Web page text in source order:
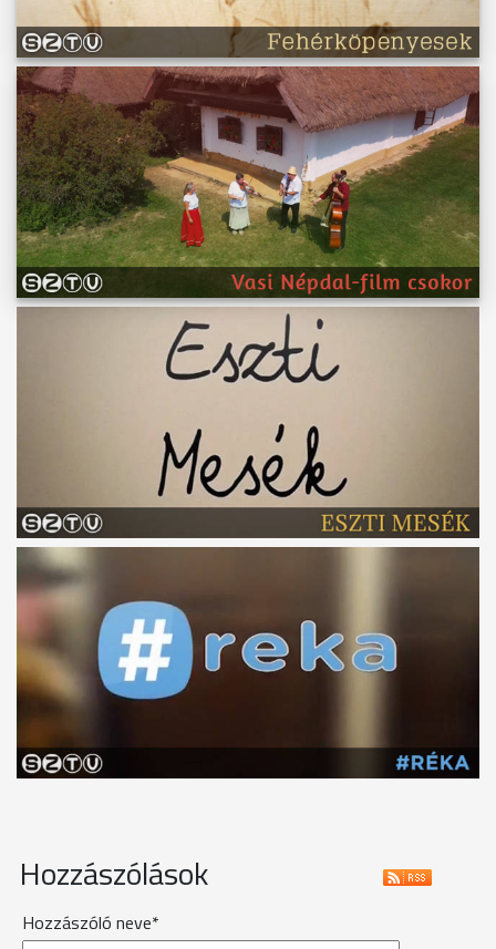
Hozzászólások
Hozzászóló neve*